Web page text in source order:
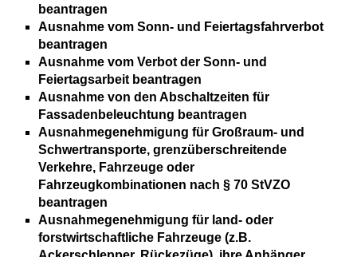
beantragen
Ausnahme vom Sonn- und Feiertagsfahrverbot
beantragen
Ausnahme vom Verbot der Sonn- und
Feiertagsarbeit beantragen
Ausnahme von den Abschaltzeiten für
Fassadenbeleuchtung beantragen
Ausnahmegenehmigung für Großraum- und
Schwertransporte, grenzüberschreitende
Verkehre, Fahrzeuge oder
Fahrzeugkombinationen nach § 70 StVZO
beantragen
Ausnahmegenehmigung für land- oder
forstwirtschaftliche Fahrzeuge (z.B.